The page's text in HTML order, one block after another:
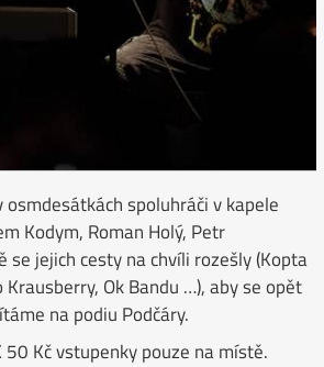
spoluhráči v kapele
Kodym, Roman Holý, Petr
se jejich cesty na chvíli rozešly (Kopta
Krausberry, Ok Bandu …), aby se opět
na podiu Podčáry.
Kč vstupenky pouze na místě.